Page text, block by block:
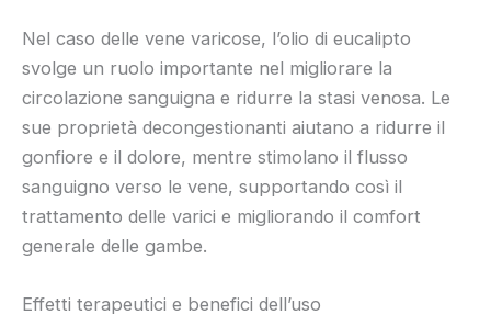
Nel caso delle vene varicose, l’olio di eucalipto
svolge un ruolo importante nel migliorare la
circolazione sanguigna e ridurre la stasi venosa. Le
sue proprietà decongestionanti aiutano a ridurre il
gonfiore e il dolore, mentre stimolano il flusso
sanguigno verso le vene, supportando così il
trattamento delle varici e migliorando il comfort
generale delle gambe.
Effetti terapeutici e benefici dell’uso